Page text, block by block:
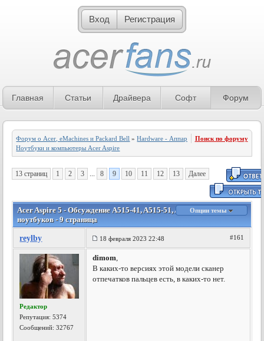
Вход Регистрация
Главная Статьи Драйвера Софт Форум
Форум о Acer, eMachines и Packard Bell »Hardware - Аппаратное обеспечение»
Ноутбуки и компьютеры Acer Aspire
Поиск по форуму
13 страниц 1 2 3 ... 8 9 10 11 12 13 Далее
Acer Aspire 5 - Обсуждение A515-41, A515-51, A517-51 и других
ноутбуков - 9 страница
Опции темы
reylby 18 февраля 2023 22:48 #161
Редактор
Репутация:5374
Сообщений: 32767
dimom,
В каких-то версиях этой модели сканер
отпечатков пальцев есть, в каких-то нет.